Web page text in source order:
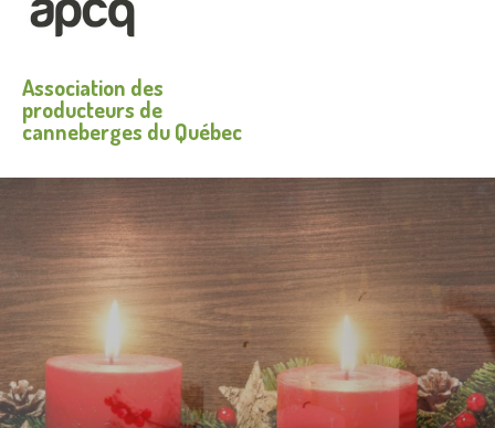
Association des
producteurs de
canneberges du Québec